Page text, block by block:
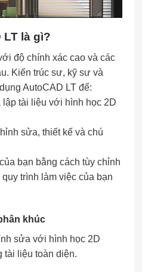
LT là gì?
độ chính xác cao và các
Kiến trúc sư, kỹ sư và
AutoCAD LT để:
tài liệu với hình học 2D
sửa, thiết kế và chú
bạn bằng cách tùy chỉnh
trình làm việc của bạn
khúc
sửa với hình học 2D
tài liệu toàn diện.